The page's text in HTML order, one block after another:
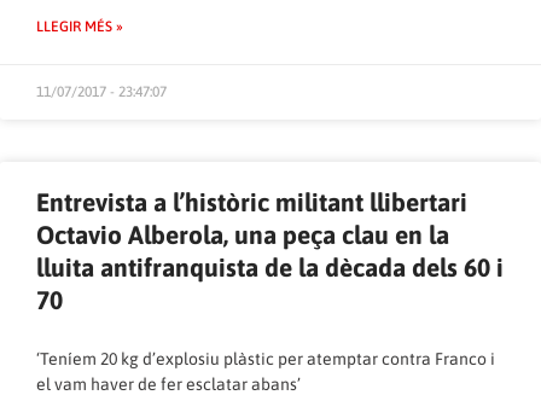
LLEGIR MÉS »
11/07/2017 - 23:47:07
Entrevista a l’històric militant llibertari
Octavio Alberola, una peça clau en la
lluita antifranquista de la dècada dels 60 i
70
‘Teníem 20 kg d’explosiu plàstic per atemptar contra Franco i
el vam haver de fer esclatar abans’